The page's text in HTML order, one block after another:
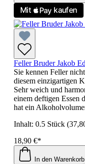
Feller Bruder Jakob
Sie kennen Feller
diesem einzigartigen
Sehr weich und
einem deftigen Essen
hat ein
Inhalt: 0.5 Stück
18,90 €*
In den Warenkorb